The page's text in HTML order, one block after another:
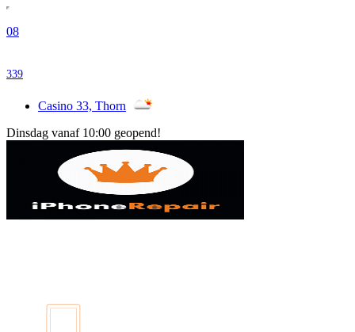
08
339
Casino 33, Thorn
Dinsdag vanaf 10:00 geopend!